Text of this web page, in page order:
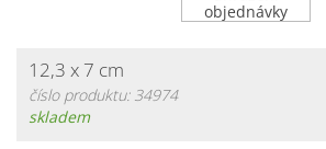
12,3 x 7 cm
číslo produktu: 34974
skladem